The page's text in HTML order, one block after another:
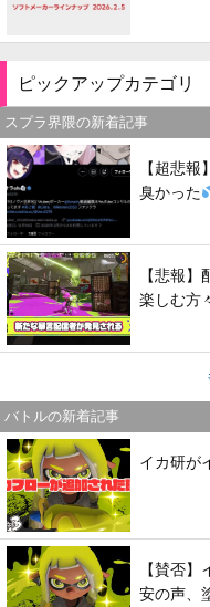
ピックアップカテゴリ
スプラ界隈の新着記事
【超悲
臭かった
【悲報
楽しむ方
バトルの新着記事
イカ研が
【賛否
安の声、